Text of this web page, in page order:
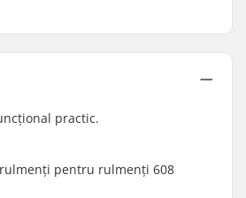
practic.
pentru rulmenți 608